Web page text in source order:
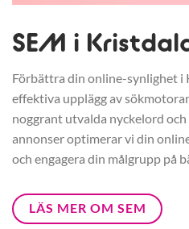
SEM i
Förbättra din online-synlighet i
effektiva upplägg av
noggrant utvalda nyckelord
annonser optimerar vi din
och engagera din målgrupp på
LÄS MER OM SEM